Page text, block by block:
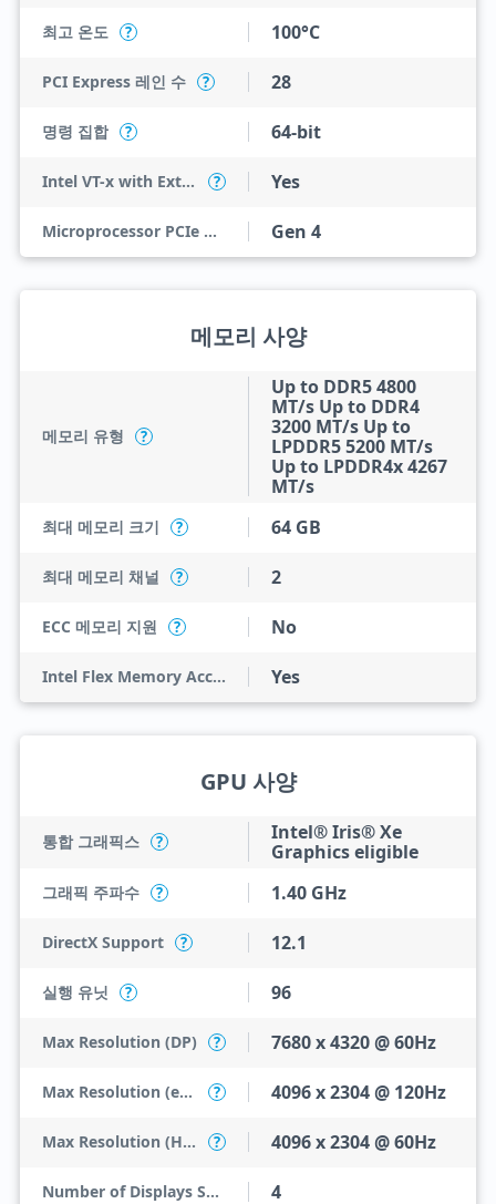
최고 온도 ? 100°C
PCI Express 레인 수 ? 28
명령 집합 ? 64-bit
Intel VT-x with Extended Page Tables (EPT) ? Yes
Microprocessor PCIe Revision Gen 4
메모리 사양
메모리 유형 ?
Up to DDR5 4800
MT/s Up to DDR4
3200 MT/s Up to
LPDDR5 5200 MT/s
Up to LPDDR4x 4267
MT/s
최대 메모리 크기 ? 64 GB
최대 메모리 채널 ? 2
ECC 메모리 지원 ? No
Intel Flex Memory Access Yes
GPU 사양
통합 그래픽스 ?
Intel® Iris® Xe
Graphics eligible
그래픽 주파수 ? 1.40 GHz
DirectX Support ? 12.1
실행 유닛 ? 96
Max Resolution (DP) ? 7680 x 4320 @ 60Hz
Max Resolution (eDP - Integrated Flat Panel) ? 4096 x 2304 @ 120Hz
Max Resolution (HDMI) ? 4096 x 2304 @ 60Hz
Number of Displays Supported 4